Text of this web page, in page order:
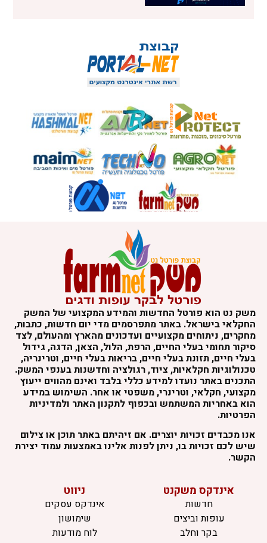
משק נט הוא פורטל החדשות והמידע המקצועי של המשק
החקלאי בישראל. באתר מתפרסמים מדי יום חדשות, כתבות,
מחקרים, ניתוחים מקצועיים ועדכונים מהארץ ומהעולם, לצד
סיקור תחומי בעלי החיים, הרפת, הלול, הצאן, הדגה, גידול
בעלי חיים, תזונת בעלי חיים, בריאות בעלי חיים, וטרינריה,
טכנולוגיות חקלאיות, ציוד, רגולציה וחדשנות בענפי המשק.
התכנים באתר נועדו למידע כללי בלבד ואינם מהווים ייעוץ
מקצועי, חקלאי, וטרינרי, משפטי או אחר. השימוש במידע
הוא באחריות המשתמש ובכפוף לתקנון האתר ולמדיניות
הפרטיות.
אנו מכבדים זכויות יוצרים. אם זיהיתם באתר תוכן או צילום
שיש לכם זכויות בו, ניתן לפנות אלינו באמצעות עמוד יצירת
הקשר.
אינדקס משקנט
חדשות
עופות וביצים
בקר וחלב
ניווט
אינדקס עסקים
שימושון
לוח מודעות